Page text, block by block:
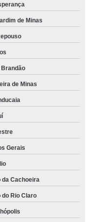
de Minas
Brandão
de Minas
Gerais
da Cachoeira
do Rio Claro